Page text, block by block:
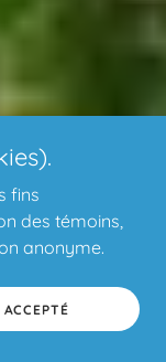
fins
des témoins,
anonyme.
ACCEPTÉ